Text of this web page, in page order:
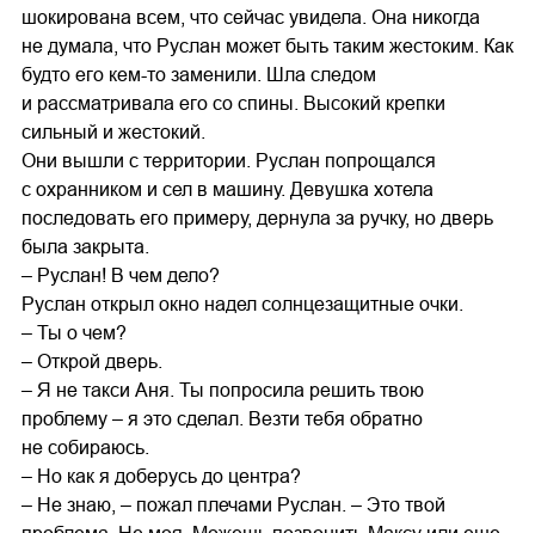
шокирована всем, что сейчас увидела. Она никогда
не думала, что Руслан может быть таким жестоким. Как
будто его кем-то заменили. Шла следом
и рассматривала его со спины. Высокий крепки
сильный и жестокий.
Они вышли с территории. Руслан попрощался
с охранником и сел в машину. Девушка хотела
последовать его примеру, дернула за ручку, но дверь
была закрыта.
– Руслан! В чем дело?
Руслан открыл окно надел солнцезащитные очки.
– Ты о чем?
– Открой дверь.
– Я не такси Аня. Ты попросила решить твою
проблему – я это сделал. Везти тебя обратно
не собираюсь.
– Но как я доберусь до центра?
– Не знаю, – пожал плечами Руслан. – Это твой